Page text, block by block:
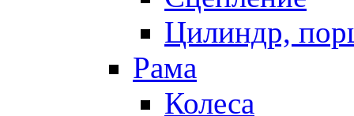
Цилиндр,
Рама
Колеса